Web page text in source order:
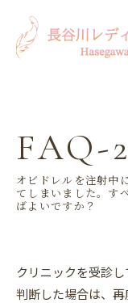
FAQ-
オビドレルを注射中
てしまいました。す
ばよいですか？
クリニックを受診
判断した場合は、再